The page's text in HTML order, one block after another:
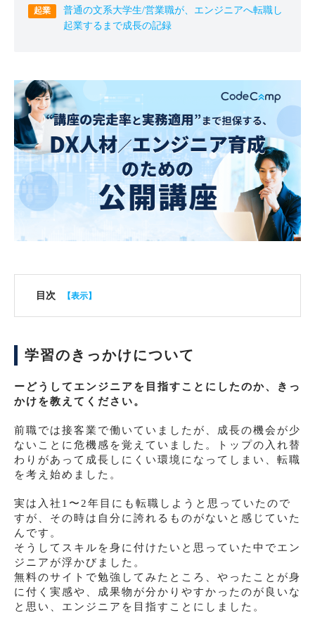
普通の文系大学生/営業職が、エンジニアへ転職し
起業するまで成長の記録
目次
学習のきっかけについて
ーどうしてエンジニアを目指すことにしたのか、きっ
かけを教えてください。
前職では接客業で働いていましたが、成長の機会が少
ないことに危機感を覚えていました。トップの入れ替
わりがあって成長しにくい環境になってしまい、転職
を考え始めました。
実は入社1〜2年目にも転職しようと思っていたので
すが、その時は自分に誇れるものがないと感じていた
んです。
そうしてスキルを身に付けたいと思っていた中でエン
ジニアが浮かびました。
無料のサイトで勉強してみたところ、やったことが身
に付く実感や、成果物が分かりやすかったのが良いな
と思い、エンジニアを目指すことにしました。